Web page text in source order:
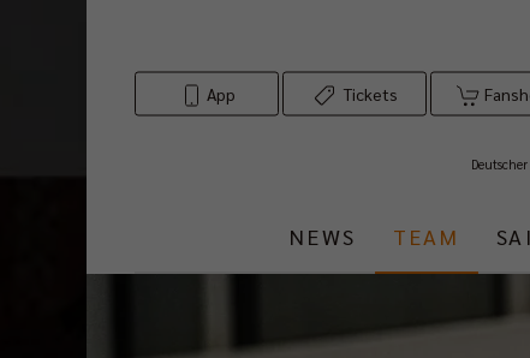
App Tickets
NEWS TEAM